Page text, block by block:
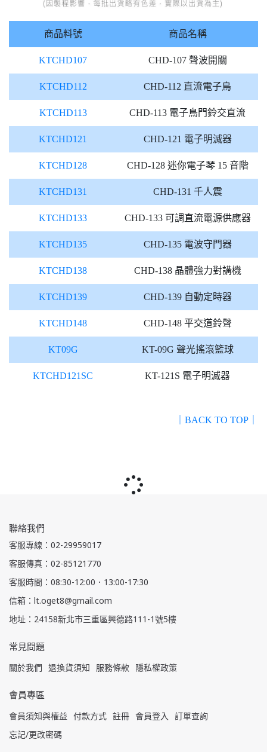
商品料號 商品名稱
KTCHD107 CHD-107 聲波開關
KTCHD112 CHD-112 直流電子鳥
KTCHD113 CHD-113 電子鳥門鈴交直流
KTCHD121 CHD-121 電子明滅器
KTCHD128 CHD-128 迷你電子琴 15 音階
KTCHD131 CHD-131 千人震
KTCHD133 CHD-133 可調直流電源供應器
KTCHD135 CHD-135 電波守門器
KTCHD138 CHD-138 晶體強力對講機
KTCHD139 CHD-139 自動定時器
KTCHD148 CHD-148 平交道鈴聲
KT09G KT-09G 聲光搖滾籃球
KTCHD121SC KT-121S 電子明滅器
｜BACK TO TOP｜
聯絡我們
客服專線：02-29959017
客服傳真：02-85121770
客服時間：08:30-12:00．13:00-17:30
信箱：lt.oget8@gmail.com
地址：24158新北市三重區興德路111-1號5樓
常見問題
關於我們 退換貨須知 服務條款 隱私權政策
會員專區
會員須知與權益 付款方式 註冊 會員登入
訂單查詢
忘記/更改密碼